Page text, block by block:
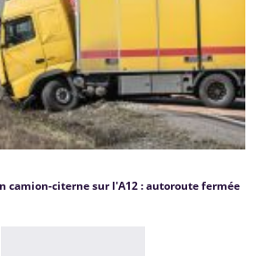
camion-citerne sur l'A12 : autoroute fermée